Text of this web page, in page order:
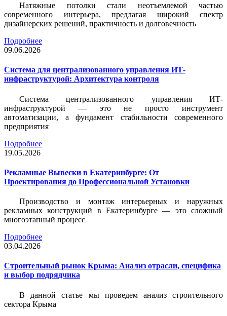
Натяжные потолки стали неотъемлемой частью
современного интерьера, предлагая широкий спектр
дизайнерских решений, практичность и долговечность
Подробнее
09.06.2026
Система для централизованного управления ИТ-
инфраструктурой: Архитектура контроля
Система централизованного управления ИТ-
инфраструктурой — это не просто инструмент
автоматизации, а фундамент стабильности современного
предприятия
Подробнее
19.05.2026
Рекламные Вывески в Екатеринбурге: От
Проектирования до Профессиональной Установки
Производство и монтаж интерьерных и наружных
рекламных конструкций в Екатеринбурге — это сложный
многоэтапный процесс
Подробнее
03.04.2026
Строительный рынок Крыма: Анализ отрасли, специфика
и выбор подрядчика
В данной статье мы проведем анализ строительного
сектора Крыма